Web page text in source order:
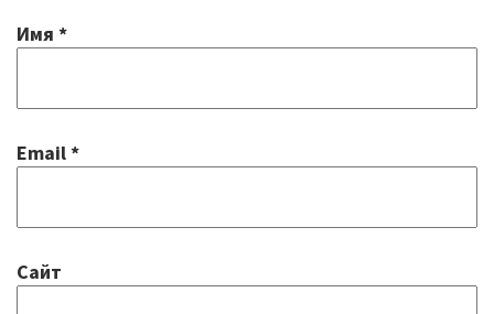
Имя *
Email*
Сайт